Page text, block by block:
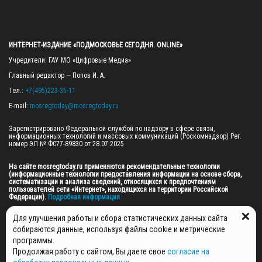
ИНТЕРНЕТ-ИЗДАНИЕ «ПОДМОСКОВЬЕ СЕГОДНЯ. ONLINE»
Учредители: ГАУ МО «Цифровые Медиа»
Главный редактор — Попов И. А.
Тел.: +7(495)223-35-11
E-mail: mosregtoday@mosregtoday.ru
Зарегистрировано Федеральной службой по надзору в сфере связи,
информационных технологий и массовых коммуникаций (Роскомнадзор) Рег.
номер ЭЛ № ФС77-89830 от 28.07.2025
На сайте mosregtoday.ru применяются рекомендательные технологии
(информационные технологии предоставления информации на основе сбора,
систематизации и анализа сведений, относящихся к предпочтениям
пользователей сети «Интернет», находящихся на территории Российской
Федерации). Подробная информация
© 2026 ПРАВА НА ВСЕ МАТЕРИАЛЫ САЙТА ПРИНАДЛЕЖАТ ГАУ МО "ЦИФРОВЫЕ
МЕДИА" (ОГРН: 1255000059467).
ПОЛИТИКА ОБРАБОТКИ И ЗАЩИТЫ ПЕРСОНАЛЬНЫХ ДАННЫХ
Для улучшения работы и сбора статистических данных сайта
собираются данные, используя файлы cookie и метрические
программы.
Продолжая работу с сайтом, Вы даете свое согласие на